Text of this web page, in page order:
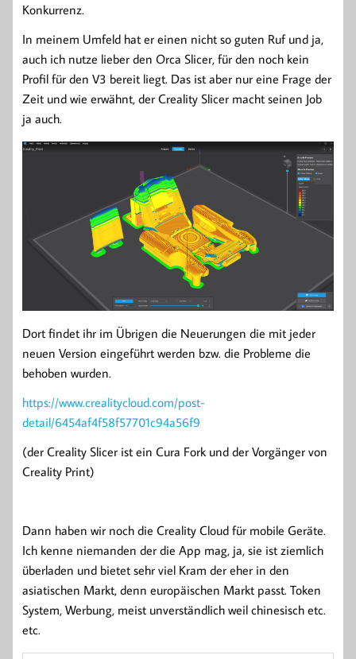
Konkurrenz.
In meinem Umfeld hat er einen nicht so guten Ruf und ja,
auch ich nutze lieber den Orca Slicer, für den noch kein
Profil für den V3 bereit liegt. Das ist aber nur eine Frage der
Zeit und wie erwähnt, der Creality Slicer macht seinen Job
ja auch.
Dort findet ihr im Übrigen die Neuerungen die mit jeder
neuen Version eingeführt werden bzw. die Probleme die
behoben wurden.
https://www.crealitycloud.com/post-
detail/6454af4f58f57701c94a56f9
(der Creality Slicer ist ein Cura Fork und der Vorgänger von
Creality Print)
Dann haben wir noch die Creality Cloud für mobile Geräte.
Ich kenne niemanden der die App mag, ja, sie ist ziemlich
überladen und bietet sehr viel Kram der eher in den
asiatischen Markt, denn europäischen Markt passt. Token
System, Werbung, meist unverständlich weil chinesisch etc.
etc.